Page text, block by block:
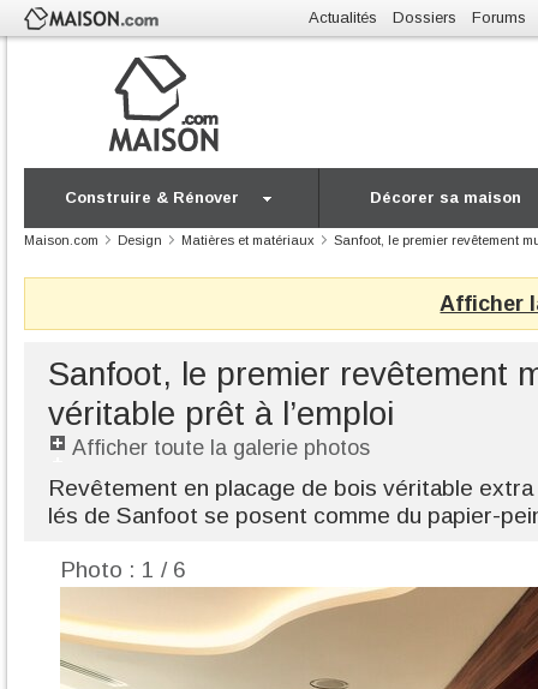
Actualités Dossiers Forums
Construire & Rénover Décorer sa maison
Maison.com Design Matières et matériaux Sanfoot, le premier revêtement
Afficher
Sanfoot, le premier revêtement
véritable prêt à l’emploi
Afficher toute la galerie photos
Revêtement en placage de bois véritable
lés de Sanfoot se posent comme du papier-
Photo : 1 / 6